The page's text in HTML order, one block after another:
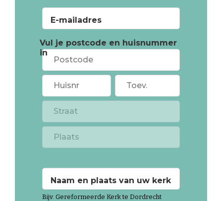
E-mailadres
Vul je postcode en huisnummer
in
Naam en plaats van uw kerk
Bijv. Gereformeerde Kerk te Dordrecht